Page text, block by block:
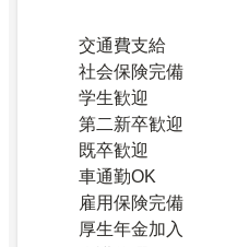
交通費支給
社会保険完備
学生歓迎
第二新卒歓迎
既卒歓迎
車通勤OK
雇用保険完備
厚生年金加入